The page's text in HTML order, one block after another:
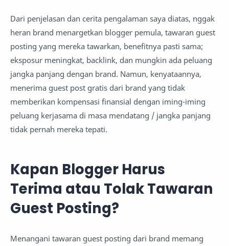
Dari penjelasan dan cerita pengalaman saya diatas, nggak
heran brand menargetkan blogger pemula, tawaran guest
posting yang mereka tawarkan, benefitnya pasti sama;
eksposur meningkat, backlink, dan mungkin ada peluang
jangka panjang dengan brand. Namun, kenyataannya,
menerima guest post gratis dari brand yang tidak
memberikan kompensasi finansial dengan iming-iming
peluang kerjasama di masa mendatang / jangka panjang
tidak pernah mereka tepati.
Kapan Blogger Harus
Terima atau Tolak Tawaran
Guest Posting?
Menangani tawaran guest posting dari brand memang